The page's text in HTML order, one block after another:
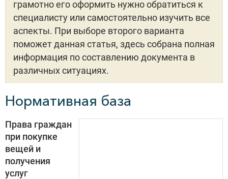
грамотно его оформить нужно обратиться к
специалисту или самостоятельно изучить все
аспекты. При выборе второго варианта
поможет данная статья, здесь собрана полная
информация по составлению документа в
различных ситуациях.
Нормативная база
Права граждан
при покупке
вещей и
получения
услуг